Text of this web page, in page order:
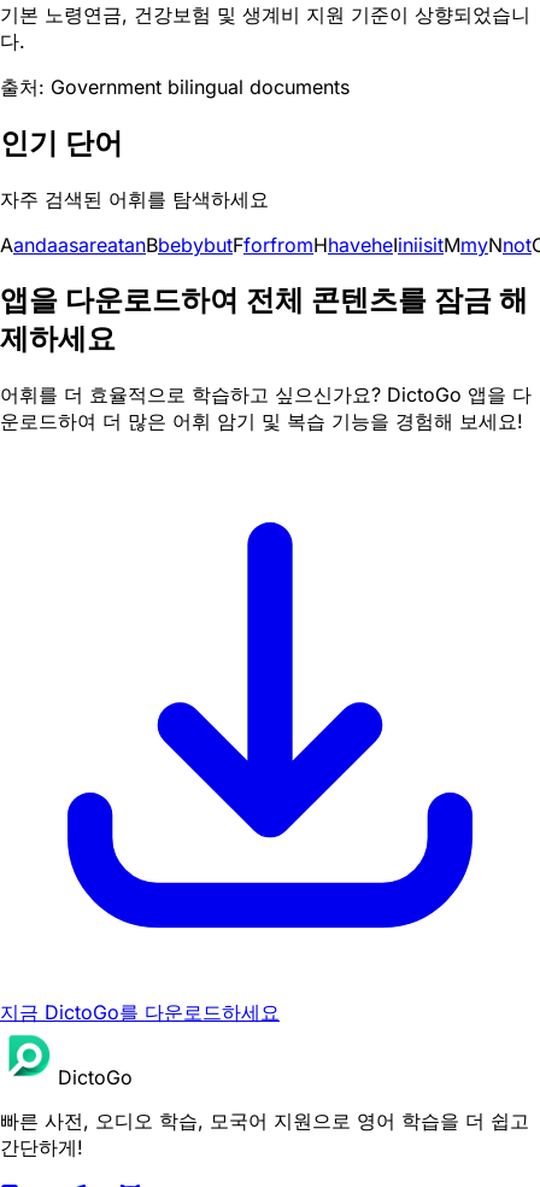
기본 노령연금, 건강보험 및 생계비 지원 기준이 상향되었습니
다.
출처: Government bilingual documents
인기 단어
자주 검색된 어휘를 탐색하세요
AandaasareatanBbebybutFforfromHhaveheIiniisitMmyNnot
앱을 다운로드하여 전체 콘텐츠를 잠금 해
제하세요
어휘를 더 효율적으로 학습하고 싶으신가요? DictoGo 앱을 다
운로드하여 더 많은 어휘 암기 및 복습 기능을 경험해 보세요!
지금 DictoGo를 다운로드하세요
DictoGo
빠른 사전, 오디오 학습, 모국어 지원으로 영어 학습을 더 쉽고
간단하게!